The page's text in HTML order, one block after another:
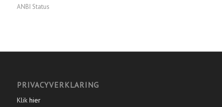
ANBI Status
PRIVACYVERKLARING
Klik hier